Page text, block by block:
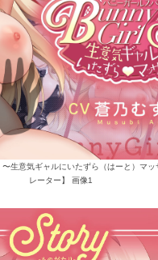
生意気ギャルにいたずら（はーと）マッ
レーター】 画像1